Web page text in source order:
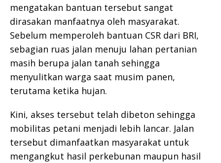
mengatakan bantuan tersebut sangat
dirasakan manfaatnya oleh masyarakat.
Sebelum memperoleh bantuan CSR dari BRI,
sebagian ruas jalan menuju lahan pertanian
masih berupa jalan tanah sehingga
menyulitkan warga saat musim panen,
terutama ketika hujan.
Kini, akses tersebut telah dibeton sehingga
mobilitas petani menjadi lebih lancar. Jalan
tersebut dimanfaatkan masyarakat untuk
mengangkut hasil perkebunan maupun hasil